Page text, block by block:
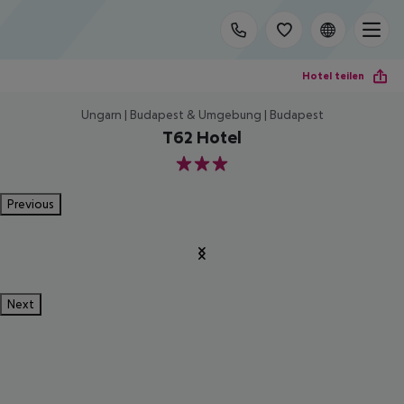
Hotel teilen
Ungarn | Budapest & Umgebung | Budapest
T62 Hotel
3
Previous
Next